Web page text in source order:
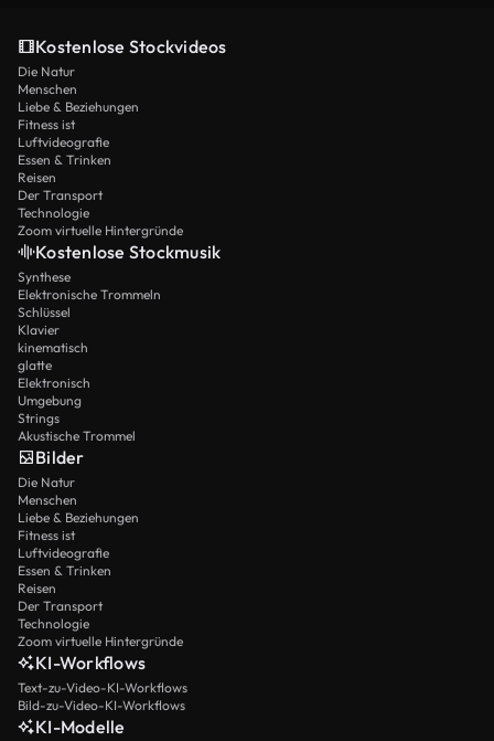
Kostenlose Stockvideos
Die Natur
Menschen
Liebe & Beziehungen
Fitness ist
Luftvideografie
Essen & Trinken
Reisen
Der Transport
Technologie
Zoom virtuelle Hintergründe
Kostenlose Stockmusik
Synthese
Elektronische Trommeln
Schlüssel
Klavier
kinematisch
glatte
Elektronisch
Umgebung
Strings
Akustische Trommel
Bilder
Die Natur
Menschen
Liebe & Beziehungen
Fitness ist
Luftvideografie
Essen & Trinken
Reisen
Der Transport
Technologie
Zoom virtuelle Hintergründe
KI-Workflows
Text-zu-Video-KI-Workflows
Bild-zu-Video-KI-Workflows
KI-Modelle